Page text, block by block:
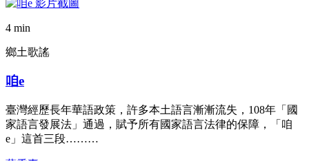
4 min
鄉土歌謠
咱e
臺灣經歷長年華語政策，許多本土語言漸漸流失，108年「國
家語言發展法」通過，賦予所有國家語言法律的保障，「咱
e」這首三段………